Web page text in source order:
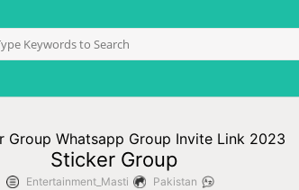
Sticker Group
Entertainment_Masti
Pakistan